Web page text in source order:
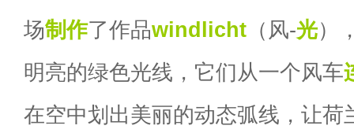
场制作了作品windlicht （风-光）
明亮的绿色光线，它们从一个风车
在空中划出美丽的动态弧线，让荷